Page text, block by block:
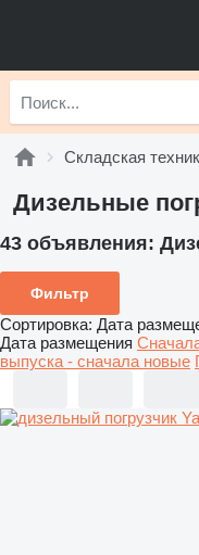
Складская
Дизельные
43 объявления:
Фильтр
Сортировка: Дата
Дата размещения
выпуска - сначала новые